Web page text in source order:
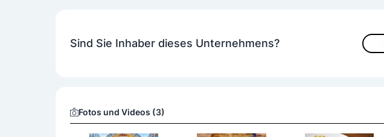
Bar
Sind Sie Inhaber dieses Unternehmens?
Fotos und Videos (3)